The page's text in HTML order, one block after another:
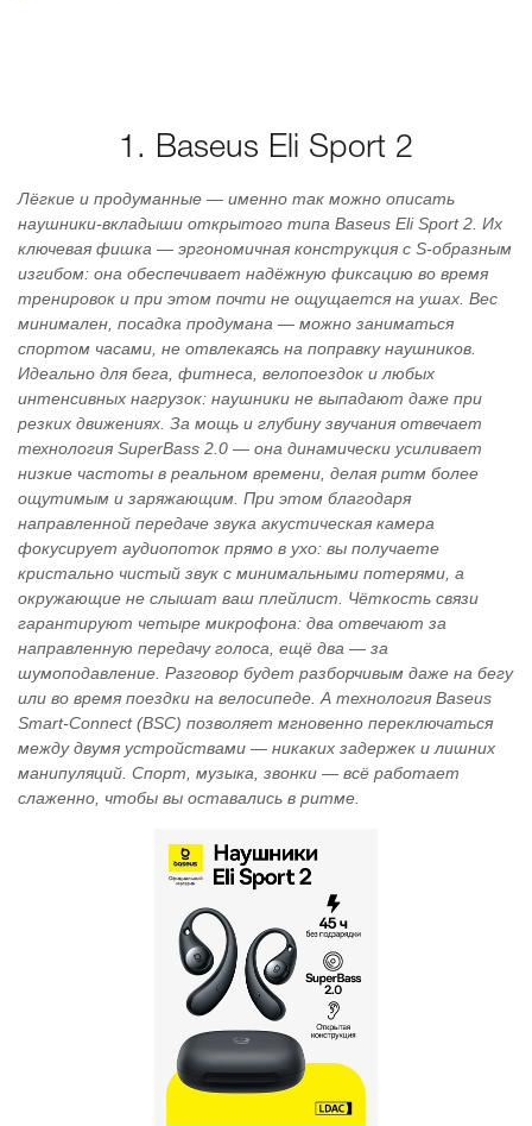
1. Baseus Eli Sport 2
Лёгкие и продуманные — именно так можно описать
наушники‑вкладыши открытого типа Baseus Eli Sport 2. Их
ключевая фишка — эргономичная конструкция с S‑образным
изгибом: она обеспечивает надёжную фиксацию во время
тренировок и при этом почти не ощущается на ушах. Вес
минимален, посадка продумана — можно заниматься
спортом часами, не отвлекаясь на поправку наушников.
Идеально для бега, фитнеса, велопоездок и любых
интенсивных нагрузок: наушники не выпадают даже при
резких движениях. За мощь и глубину звучания отвечает
технология SuperBass 2.0 — она динамически усиливает
низкие частоты в реальном времени, делая ритм более
ощутимым и заряжающим. При этом благодаря
направленной передаче звука акустическая камера
фокусирует аудиопоток прямо в ухо: вы получаете
кристально чистый звук с минимальными потерями, а
окружающие не слышат ваш плейлист. Чёткость связи
гарантируют четыре микрофона: два отвечают за
направленную передачу голоса, ещё два — за
шумоподавление. Разговор будет разборчивым даже на бегу
или во время поездки на велосипеде. А технология Baseus
Smart‑Connect (BSC) позволяет мгновенно переключаться
между двумя устройствами — никаких задержек и лишних
манипуляций. Спорт, музыка, звонки — всё работает
слаженно, чтобы вы оставались в ритме.